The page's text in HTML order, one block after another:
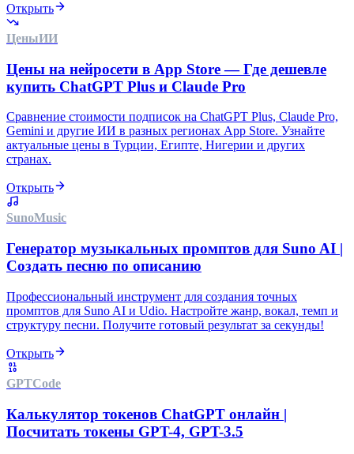
Открыть
ЦеныИИ
Цены на нейросети в App Store — Где дешевле
купить ChatGPT Plus и Claude Pro
Сравнение стоимости подписок на ChatGPT Plus, Claude Pro,
Gemini и другие ИИ в разных регионах App Store. Узнайте
актуальные цены в Турции, Египте, Нигерии и других
странах.
Открыть
SunoMusic
Генератор музыкальных промптов для Suno AI |
Создать песню по описанию
Профессиональный инструмент для создания точных
промптов для Suno AI и Udio. Настройте жанр, вокал, темп и
структуру песни. Получите готовый результат за секунды!
Открыть
GPTCode
Калькулятор токенов ChatGPT онлайн |
Посчитать токены GPT-4, GPT-3.5